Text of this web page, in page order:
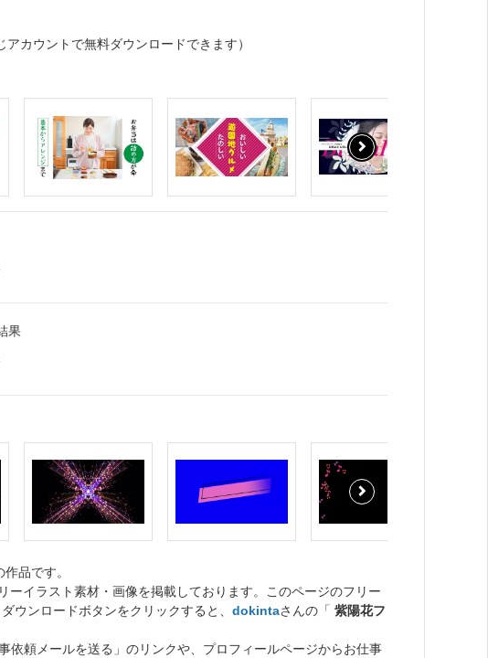
アカウントで無料ダウンロードできます）
果
作品です。
イラスト素材・画像を掲載しております。このページのフリー
ウンロードボタンをクリックすると、 dokintaさんの「 紫陽花フ
依頼メールを送る」のリンクや、プロフィールページからお仕事